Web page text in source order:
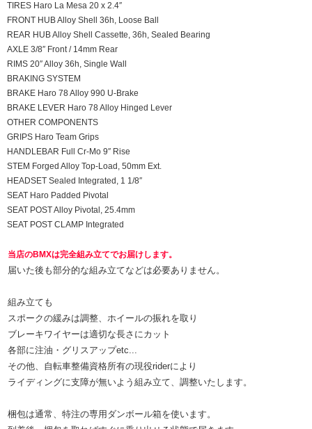
TIRES Haro La Mesa 20 x 2.4″
FRONT HUB Alloy Shell 36h, Loose Ball
REAR HUB Alloy Shell Cassette, 36h, Sealed Bearing
AXLE 3/8″ Front / 14mm Rear
RIMS 20″ Alloy 36h, Single Wall
BRAKING SYSTEM
BRAKE Haro 78 Alloy 990 U-Brake
BRAKE LEVER Haro 78 Alloy Hinged Lever
OTHER COMPONENTS
GRIPS Haro Team Grips
HANDLEBAR Full Cr-Mo 9″ Rise
STEM Forged Alloy Top-Load, 50mm Ext.
HEADSET Sealed Integrated, 1 1/8″
SEAT Haro Padded Pivotal
SEAT POST Alloy Pivotal, 25.4mm
SEAT POST CLAMP Integrated
当店のBMXは完全組み立てでお届けします。
届いた後も部分的な組み立てなどは必要ありません。
組み立ても
スポークの緩みは調整、ホイールの振れを取り
ブレーキワイヤーは適切な長さにカット
各部に注油・グリスアップetc...
その他、自転車整備資格所有の現役riderにより
ライディングに支障が無いよう組み立て、調整いたします。
梱包は通常、特注の専用ダンボール箱を使います。